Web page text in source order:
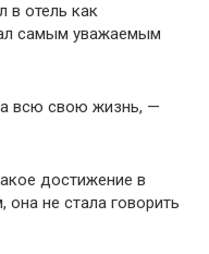
в отель как
самым уважаемым
всю свою жизнь, —
достижение в
не стала говорить